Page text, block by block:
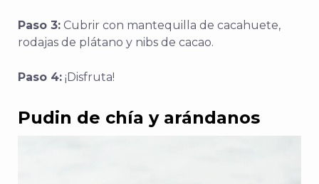
Paso 3: Cubrir con mantequilla de cacahuete,
rodajas de plátano y nibs de cacao.
Paso 4: ¡Disfruta!
Pudin de chía y arándanos